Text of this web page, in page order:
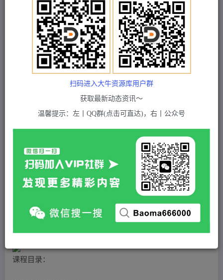
文字广告火爆招租 文字广告火爆招租
付费项目 中创网 正文
（5046期）2023最新线上纯自然流起号课程，带你
玩转自然流，可以闭眼上车！
5 积分
黄金会员 2 超级会员(永久VIP) 免费
站长QQ：1970819299
付费资源
课程目录：
扫码进入大牛资源库用户群
获取最新动态资讯～
温馨提示：左丨QQ群(点击可直达)，右丨公众号